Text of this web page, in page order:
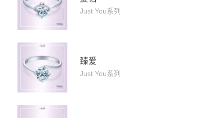
Just You系列
臻爱
Just You系列